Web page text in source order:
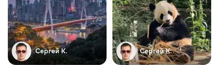
Сергей К. Сергей К.